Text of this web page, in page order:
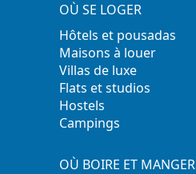
OÙ SE LOGER
Hôtels et pousadas
Maisons à louer
Villas de luxe
Flats et studios
Hostels
Campings
OÙ BOIRE ET MANGER